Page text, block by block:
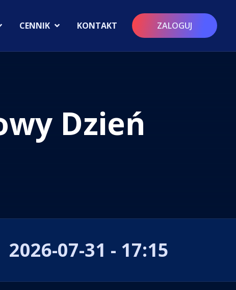
CENNIK KONTAKT ZALOGUJ
Dzień
2026-07-31 - 17:15